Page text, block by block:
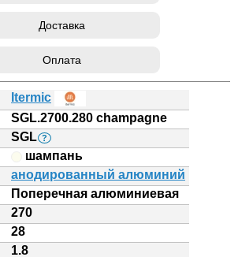
Доставка
Оплата
Itermic
SGL.2700.280 champagne
SGL ?
шампань
анодированный алюминий
Поперечная алюминиевая
270
28
1.8